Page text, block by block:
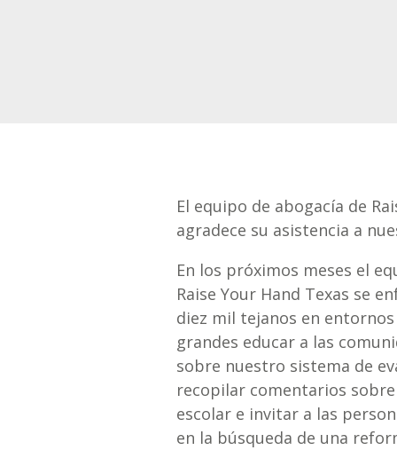
El equipo de abogacía de
agradece su asistencia a
En los próximos meses el
Raise Your Hand Texas se
diez mil tejanos en
grandes educar a las
sobre nuestro sistema de
recopilar comentarios
escolar e invitar a las
en la búsqueda de una